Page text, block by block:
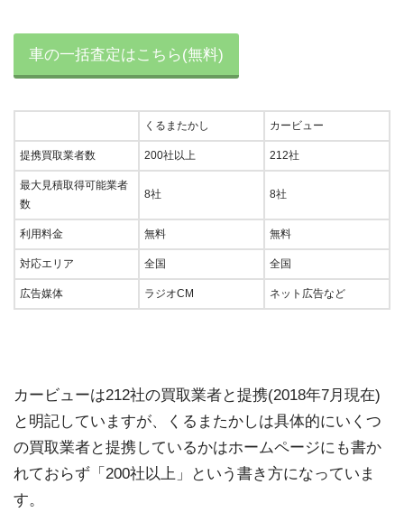
車の一括査定はこちら(無料)
くるまたかし カービュー
提携買取業者数 200社以上 212社
最大見積取得可能業者
数
8社 8社
利用料金 無料 無料
対応エリア 全国 全国
広告媒体 ラジオCM ネット広告など
カービューは212社の買取業者と提携(2018年7月現在)
と明記していますが、くるまたかしは具体的にいくつ
の買取業者と提携しているかはホームページにも書か
れておらず「200社以上」という書き方になっていま
す。